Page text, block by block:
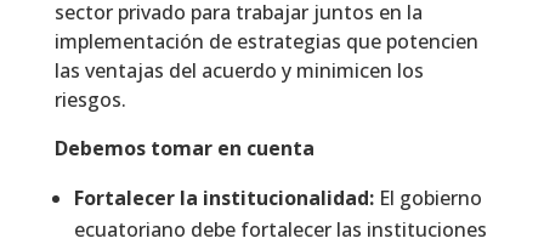
sector privado para trabajar juntos en la
implementación de estrategias que potencien
las ventajas del acuerdo y minimicen los
riesgos.
Debemos tomar en cuenta
Fortalecer la institucionalidad:El gobierno
ecuatoriano debe fortalecer las instituciones